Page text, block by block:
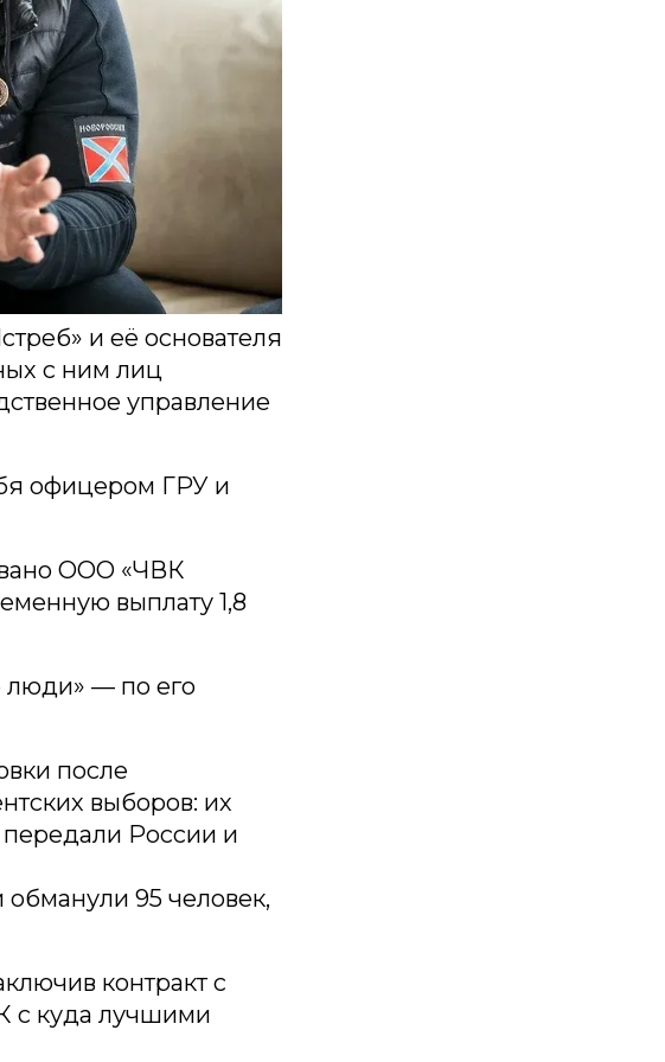
и её основателя
с ним лиц
управление
офицером ГРУ и
ООО «ЧВК
выплату 1,8
люди» — по его
после
выборов: их
передали России и
95 человек,
контракт с
с куда лучшими